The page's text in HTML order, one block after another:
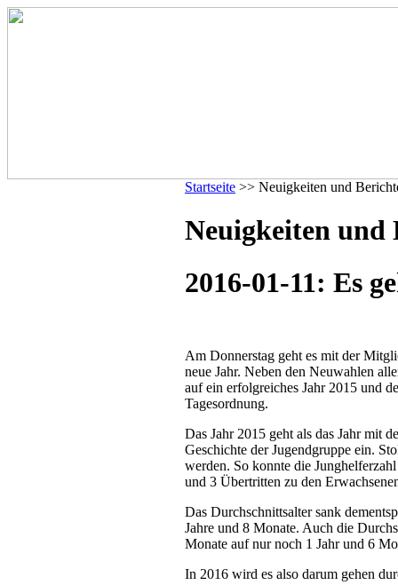
Startseite >> Neuigkeiten und
Neuigkeiten und
2016-01-11: Es
Am Donnerstag geht es mit der
neue Jahr. Neben den Neuwahlen
auf ein erfolgreiches Jahr 2015 und
Tagesordnung.
Das Jahr 2015 geht als das Jahr mit
Geschichte der Jugendgruppe ein.
werden. So konnte die
und 3 Übertritten zu den
Das Durchschnittsalter sank
Jahre und 8 Monate. Auch die
Monate auf nur noch 1 Jahr und 6
In 2016 wird es also darum gehen